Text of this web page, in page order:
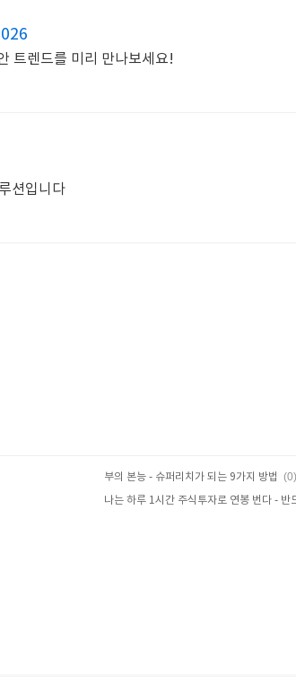
트렌드를 미리 만나보세요!
션입니다
부의 본능 - 슈퍼리치가 되는 9가지 방법 (0)